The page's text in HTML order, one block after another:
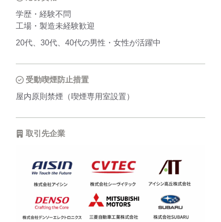
学歴・経験不問
工場・製造未経験歓迎
20代、30代、40代の男性・女性が活躍中
受動喫煙防止措置
屋内原則禁煙（喫煙専用室設置）
取引先企業